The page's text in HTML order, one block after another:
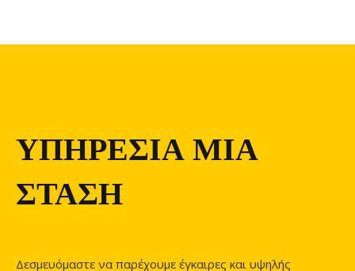
ΥΠΗΡΕΣΙΑ ΜΙΑ
ΣΤΑΣΗ
Δεσμευόμαστε να παρέχουμε έγκαιρες και υψηλής